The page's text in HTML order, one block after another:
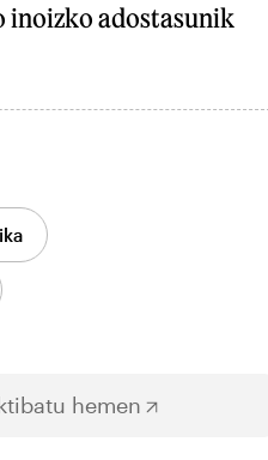
inoizko adostasunik
hemen